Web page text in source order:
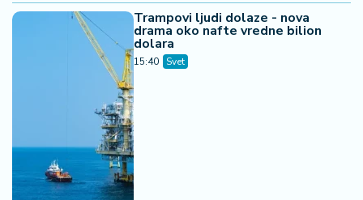
Trampovi ljudi dolaze - nova
drama oko nafte vredne bilion
dolara
15:40 Svet